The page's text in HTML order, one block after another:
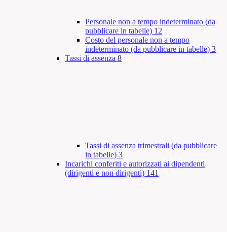
Personale non a tempo indeterminato (da
pubblicare in tabelle) 12
Costo del personale non a tempo
indeterminato (da pubblicare in tabelle) 3
Tassi di assenza 8
Tassi di assenza trimestrali (da pubblicare
in tabelle) 3
Incarichi conferiti e autorizzati ai dipendenti
(dirigenti e non dirigenti) 141